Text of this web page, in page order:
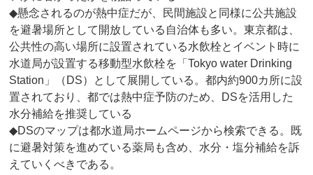
◆懸念されるのが熱中症だが、民間施設と同様に公共施設
を避暑場所として開放している自治体も多い。東京都は、
公共性の高い場所に設置されている水飲栓とイベント時に
水道局が設置する移動型水飲栓を「Tokyo water Drinking
Station」（DS）として展開している。都内約900カ所に設
置されており、都では熱中症予防のため、DSを活用した
水分補給を推奨している
◆DSのマップは都水道局ホームページから検索できる。既
に避暑対策を進めている薬局も含め、水分・塩分補給を訴
えていくべきである。